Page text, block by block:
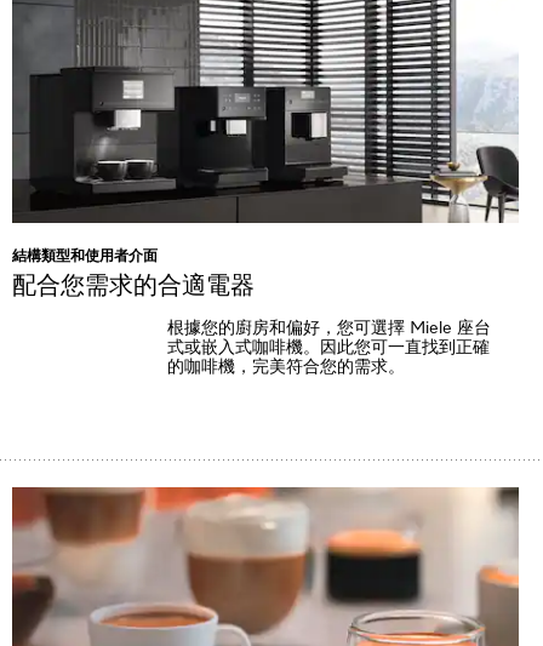
結構類型和使用者介面
配合您需求的合適電器
根據您的廚房和偏好，您可選擇 Miele 座台
式或嵌入式咖啡機。因此您可一直找到正確
的咖啡機，完美符合您的需求。